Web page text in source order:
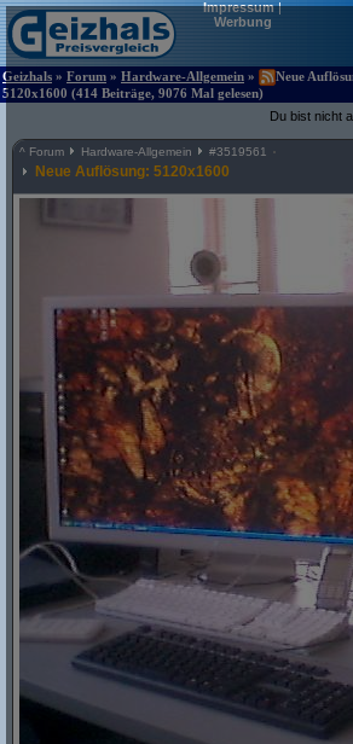
Impressum|
Werbung
Geizhals » Forum » Hardware-Allgemein »
Neue
5120x1600 (414 Beiträge, 9076 Mal gelesen)
Du bist nicht
^ Forum Hardware-Allgemein #3519561
Neue Auflösung: 5120x1600